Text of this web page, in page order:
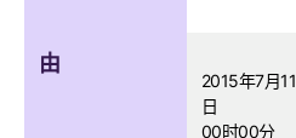
由
2015年7月11
日
00时00分